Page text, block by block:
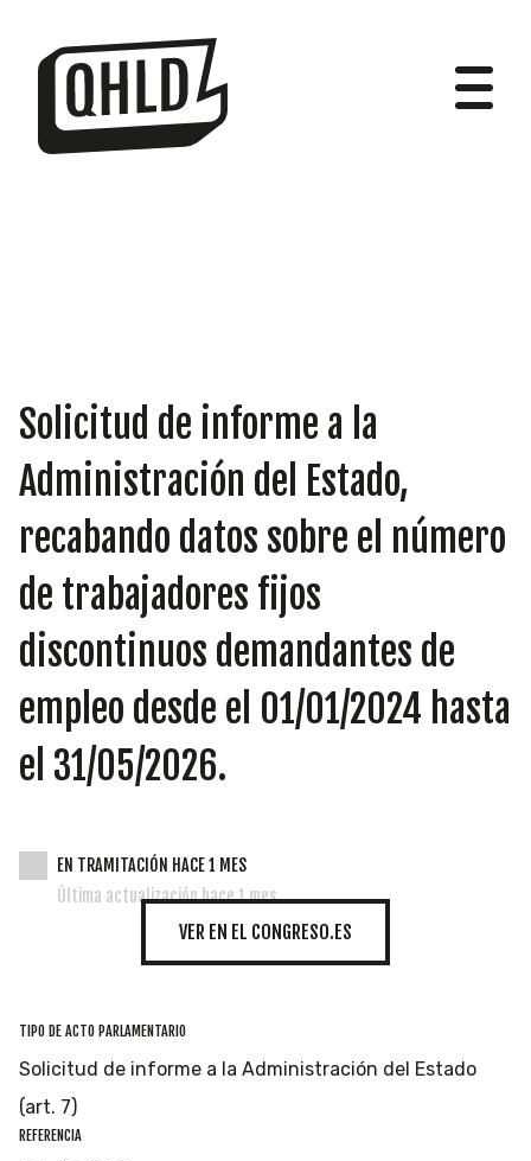
GRUPOS
INICIATIVAS
TEMÁTICAS
Solicitud de informe a la
Administración del Estado,
recabando datos sobre el número
de trabajadores fijos
discontinuos demandantes de
empleo desde el 01/01/2024 hasta
el 31/05/2026.
EN TRAMITACIÓN HACE 1 MES
Última actualización hace 1 mes
VER EN EL CONGRESO.ES
TIPO DE ACTO PARLAMENTARIO
Solicitud de informe a la Administración del Estado
(art. 7)
REFERENCIA